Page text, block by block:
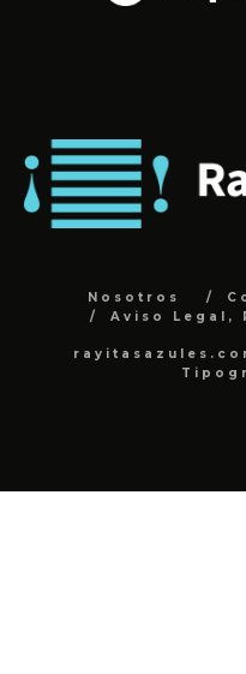
Nosotros
Aviso Legal,